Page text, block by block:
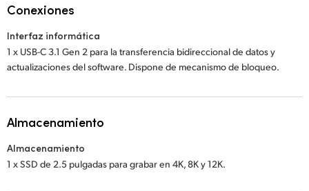
Norway
Poland
Portugal
Singapore
South Africa
España
Conexiones
Interfaz informática
1 x USB-C 3.1 Gen 2 para la transferencia bidireccional de datos y
actualizaciones del software. Dispone de mecanismo de bloqueo.
Almacenamiento
Almacenamiento
1 x SSD de 2.5 pulgadas para grabar en 4K, 8K y 12K.